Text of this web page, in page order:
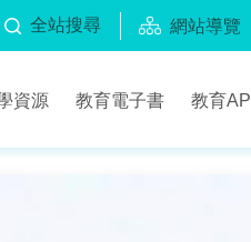
全站搜尋 網站導覽
資源 教育電子書 教育